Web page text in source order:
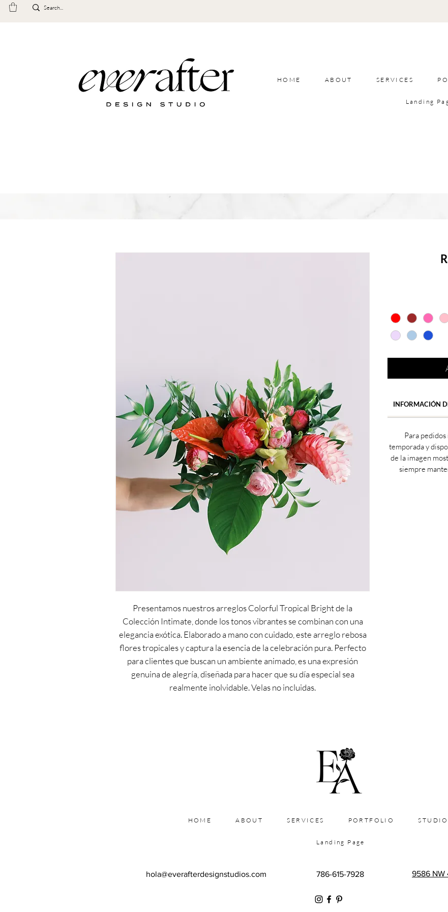
HOME ABOUT SERVICES
Landing
Presentamos nuestros arreglos Colorful Tropical Bright de la
Colección Intimate, donde los tonos vibrantes se combinan con una
elegancia exótica. Elaborado a mano con cuidado, este arreglo rebosa
flores tropicales y captura la esencia de la celebración pura. Perfecto
para clientes que buscan un ambiente animado, es una expresión
genuina de alegría, diseñada para hacer que su día especial sea
realmente inolvidable. Velas no incluidas.
INFORMACIÓN
Para
temporada y
de la imagen
siempre
HOME ABOUT SERVICES PORTFOLIO STUDIO
Landing Page
hola@everafterdesignstudios.com 9586 NW
786-615-7928